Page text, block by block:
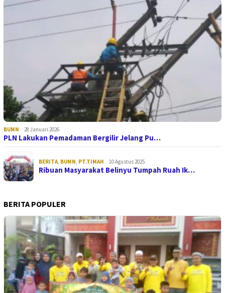
BUMN 28 Januari 2026
PLN Lakukan Pemadaman Bergilir Jelang Pu…
BERITA, BUMN, PT.TIMAH 10 Agustus 2025
Ribuan Masyarakat Belinyu Tumpah Ruah Ik…
BERITA POPULER